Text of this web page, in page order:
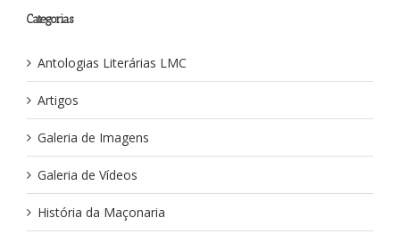
Categorias
Antologias Literárias LMC
Artigos
Galeria de Imagens
Galeria de Vídeos
História da Maçonaria